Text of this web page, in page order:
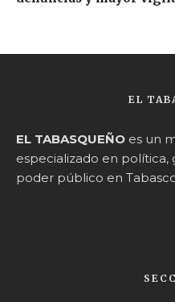
EL
EL TABASQUEÑO es un
especializado en
poder público en